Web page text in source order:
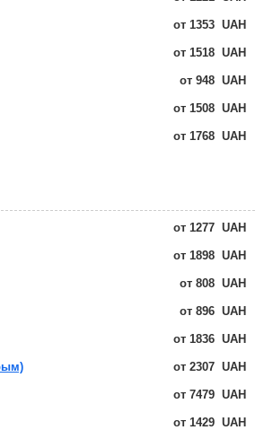
от 1353 UAH
от 1518 UAH
от 948 UAH
от 1508 UAH
от 1768 UAH
от 1277 UAH
от 1898 UAH
от 808 UAH
от 896 UAH
от 1836 UAH
от 2307 UAH
от 7479 UAH
от 1429 UAH